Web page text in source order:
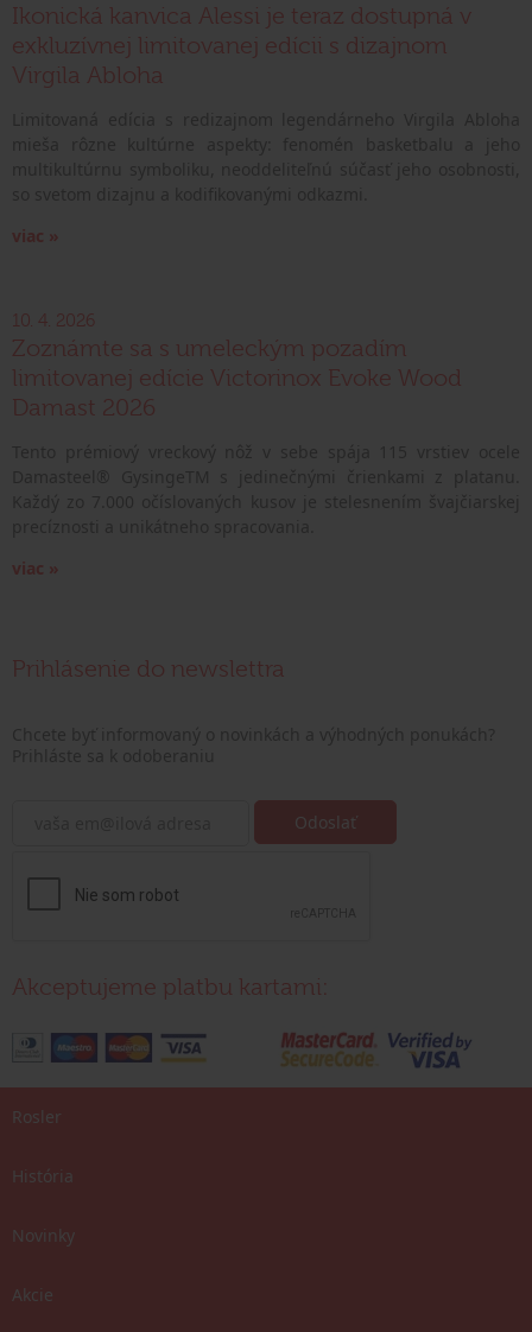
Ikonická kanvica Alessi je teraz dostupná v
exkluzívnej limitovanej edícii s dizajnom
Virgila Abloha
viac »
10. 4. 2026
Zoznámte sa s umeleckým pozadím
limitovanej edície Victorinox Evoke Wood
Damast 2026
viac »
Prihlásenie do newslettra
Akceptujeme platbu kartami:
Rosler
História
Novinky
Akcie